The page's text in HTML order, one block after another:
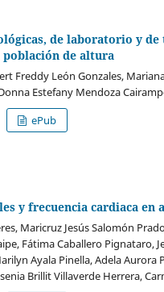
de laboratorio y
de altura
Freddy León Gonzales,
Estefany Mendoza
ePub
y frecuencia cardiaca en
Maricruz Jesús Salomón
Fátima Caballero Pignataro,
Ayala Pinella, Adela Aurora
Brillit Villaverde Herrera,